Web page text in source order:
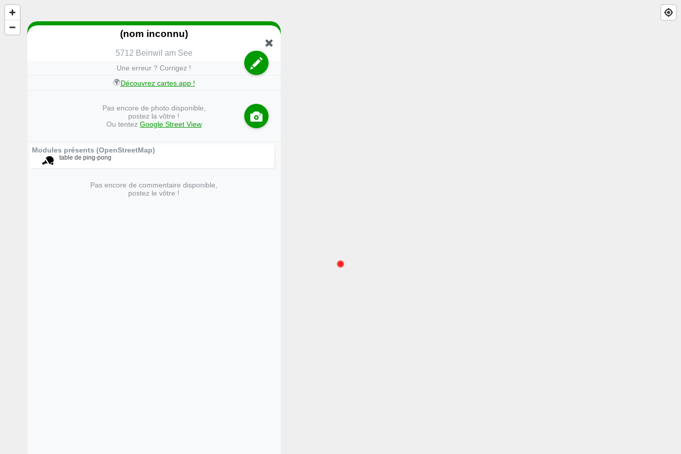
(nom inconnu)
5712 Beinwil am See
Une erreur ? Corrigez !
🌍Découvrez cartes.app !
Pas encore de photo disponible,
postez la vôtre !
Ou tentez Google Street View
Modules présents (OpenStreetMap)
table de ping-pong
Pas encore de commentaire disponible,
postez le vôtre !